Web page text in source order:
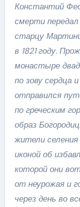
Константий
смерти передал
старцу
в 1821 году.
монастыре
по зову сердца
отправился
по греческим
образ
жители
иконой об
которой они
от неурожая и
через день во